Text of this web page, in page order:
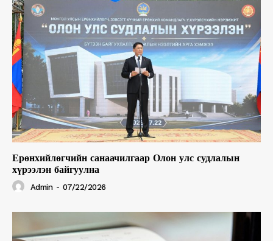
Ерөнхийлөгчийн санаачилгаар Олон улс судлалын
хүрээлэн байгуулна
Admin - 07/22/2026